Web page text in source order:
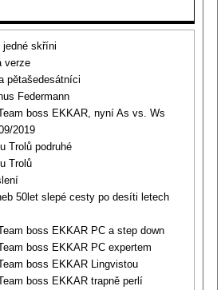
jedné skříni
verze
pětašedesátníci
Federmann
boss EKKAR, nyní As vs. Ws
2019
Trolů podruhé
Trolů
50let slepé cesty po desíti letech
boss EKKAR PC a step down
boss EKKAR PC expertem
boss EKKAR Lingvistou
boss EKKAR trapně perlí